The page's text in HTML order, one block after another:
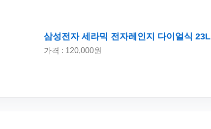
삼성전자 세라믹 전자레인지 다이얼식 23L
가격 : 120,000원